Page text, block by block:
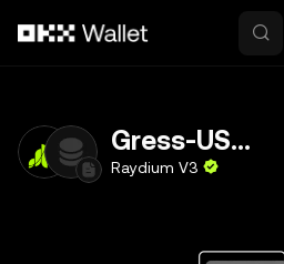
Gress-USDC
Raydium V3